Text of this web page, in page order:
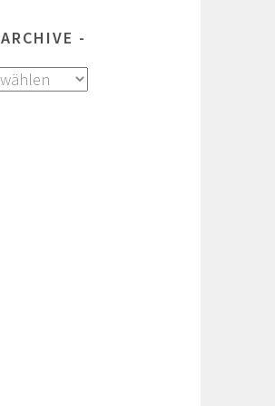
ARCHIVE